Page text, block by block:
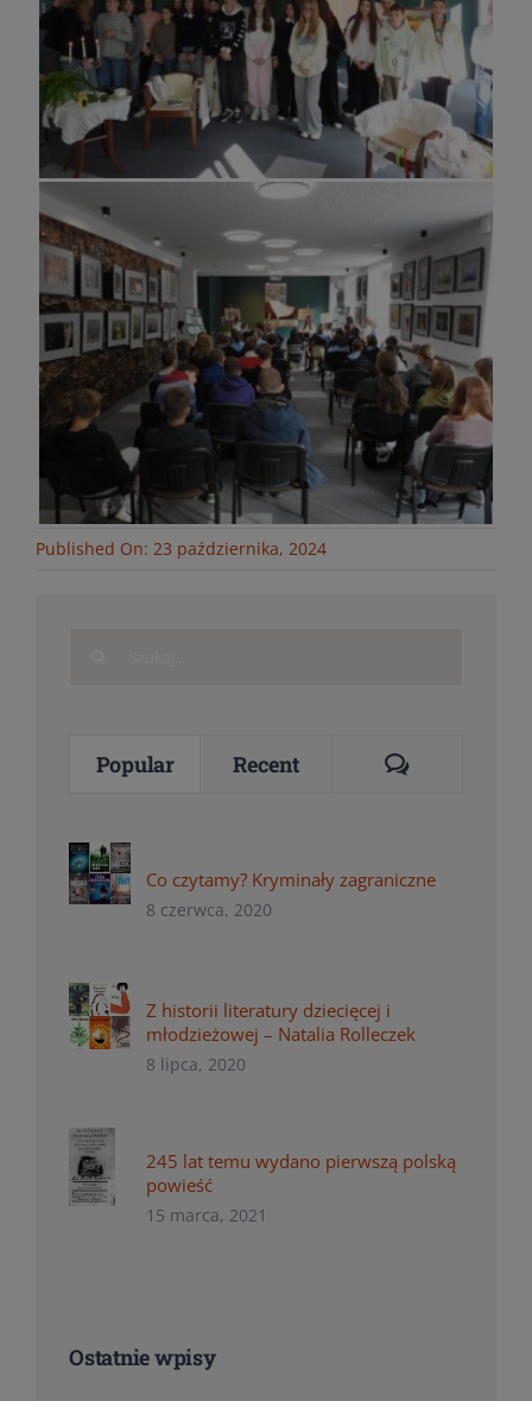
Published On: 23 października, 2024
Popular Recent Comments
Co czytamy? Kryminały zagraniczne
8 czerwca, 2020
Z historii literatury dziecięcej i
młodzieżowej – Natalia Rolleczek
8 lipca, 2020
245 lat temu wydano pierwszą polską
powieść
15 marca, 2021
Ostatnie wpisy